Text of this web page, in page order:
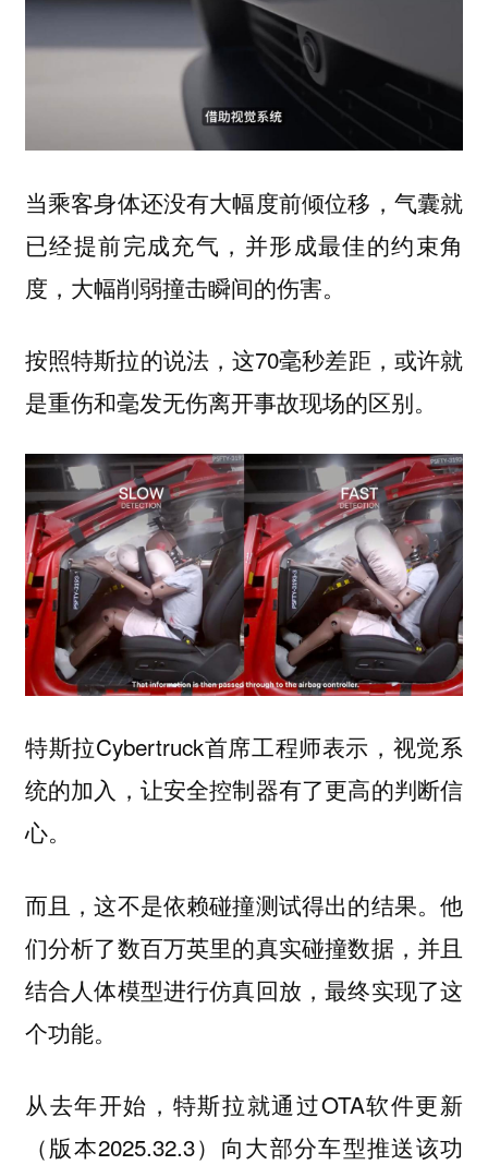
当乘客身体还没有大幅度前倾位移，气囊就
已经提前完成充气，并形成最佳的约束角
度，大幅削弱撞击瞬间的伤害。
按照特斯拉的说法，这70毫秒差距，或许就
是重伤和毫发无伤离开事故现场的区别。
特斯拉Cybertruck首席工程师表示，视觉系
统的加入，让安全控制器有了更高的判断信
心。
而且，这不是依赖碰撞测试得出的结果。他
们分析了数百万英里的真实碰撞数据，并且
结合人体模型进行仿真回放，最终实现了这
个功能。
从去年开始，特斯拉就通过OTA软件更新
（版本2025.32.3）向大部分车型推送该功